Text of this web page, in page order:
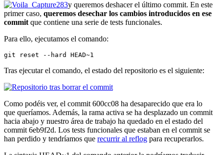
y queremos deshacer el último commit. En este
primer caso, queremos desechar los cambios introducidos en ese
commit que contiene una serie de tests funcionales.
Para ello, ejecutamos el comando:
git reset --hard HEAD~1
Tras ejecutar el comando, el estado del repositorio es el siguiente:
Como podéis ver, el commit 600cc08 ha desaparecido que era lo
que queríamos. Además, la rama activa se ha desplazado un commit
hacia abajo y nuestro área de trabajo ha quedado en el estado del
commit 6eb9f2d. Los tests funcionales que estaban en el commit se
han perdido y tendríamos que recurrir al reflog para recuperarlos.